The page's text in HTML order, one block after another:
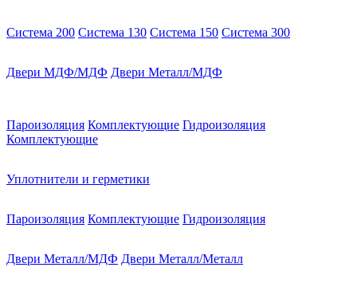
Система 200 Система 130 Система 150 Система 300
Двери МДФ/МДФ Двери Металл/МДФ
Пароизоляция Комплектующие Гидроизоляция
Комплектующие
Уплотнители и герметики
Пароизоляция Комплектующие Гидроизоляция
Двери Металл/МДФ Двери Металл/Металл